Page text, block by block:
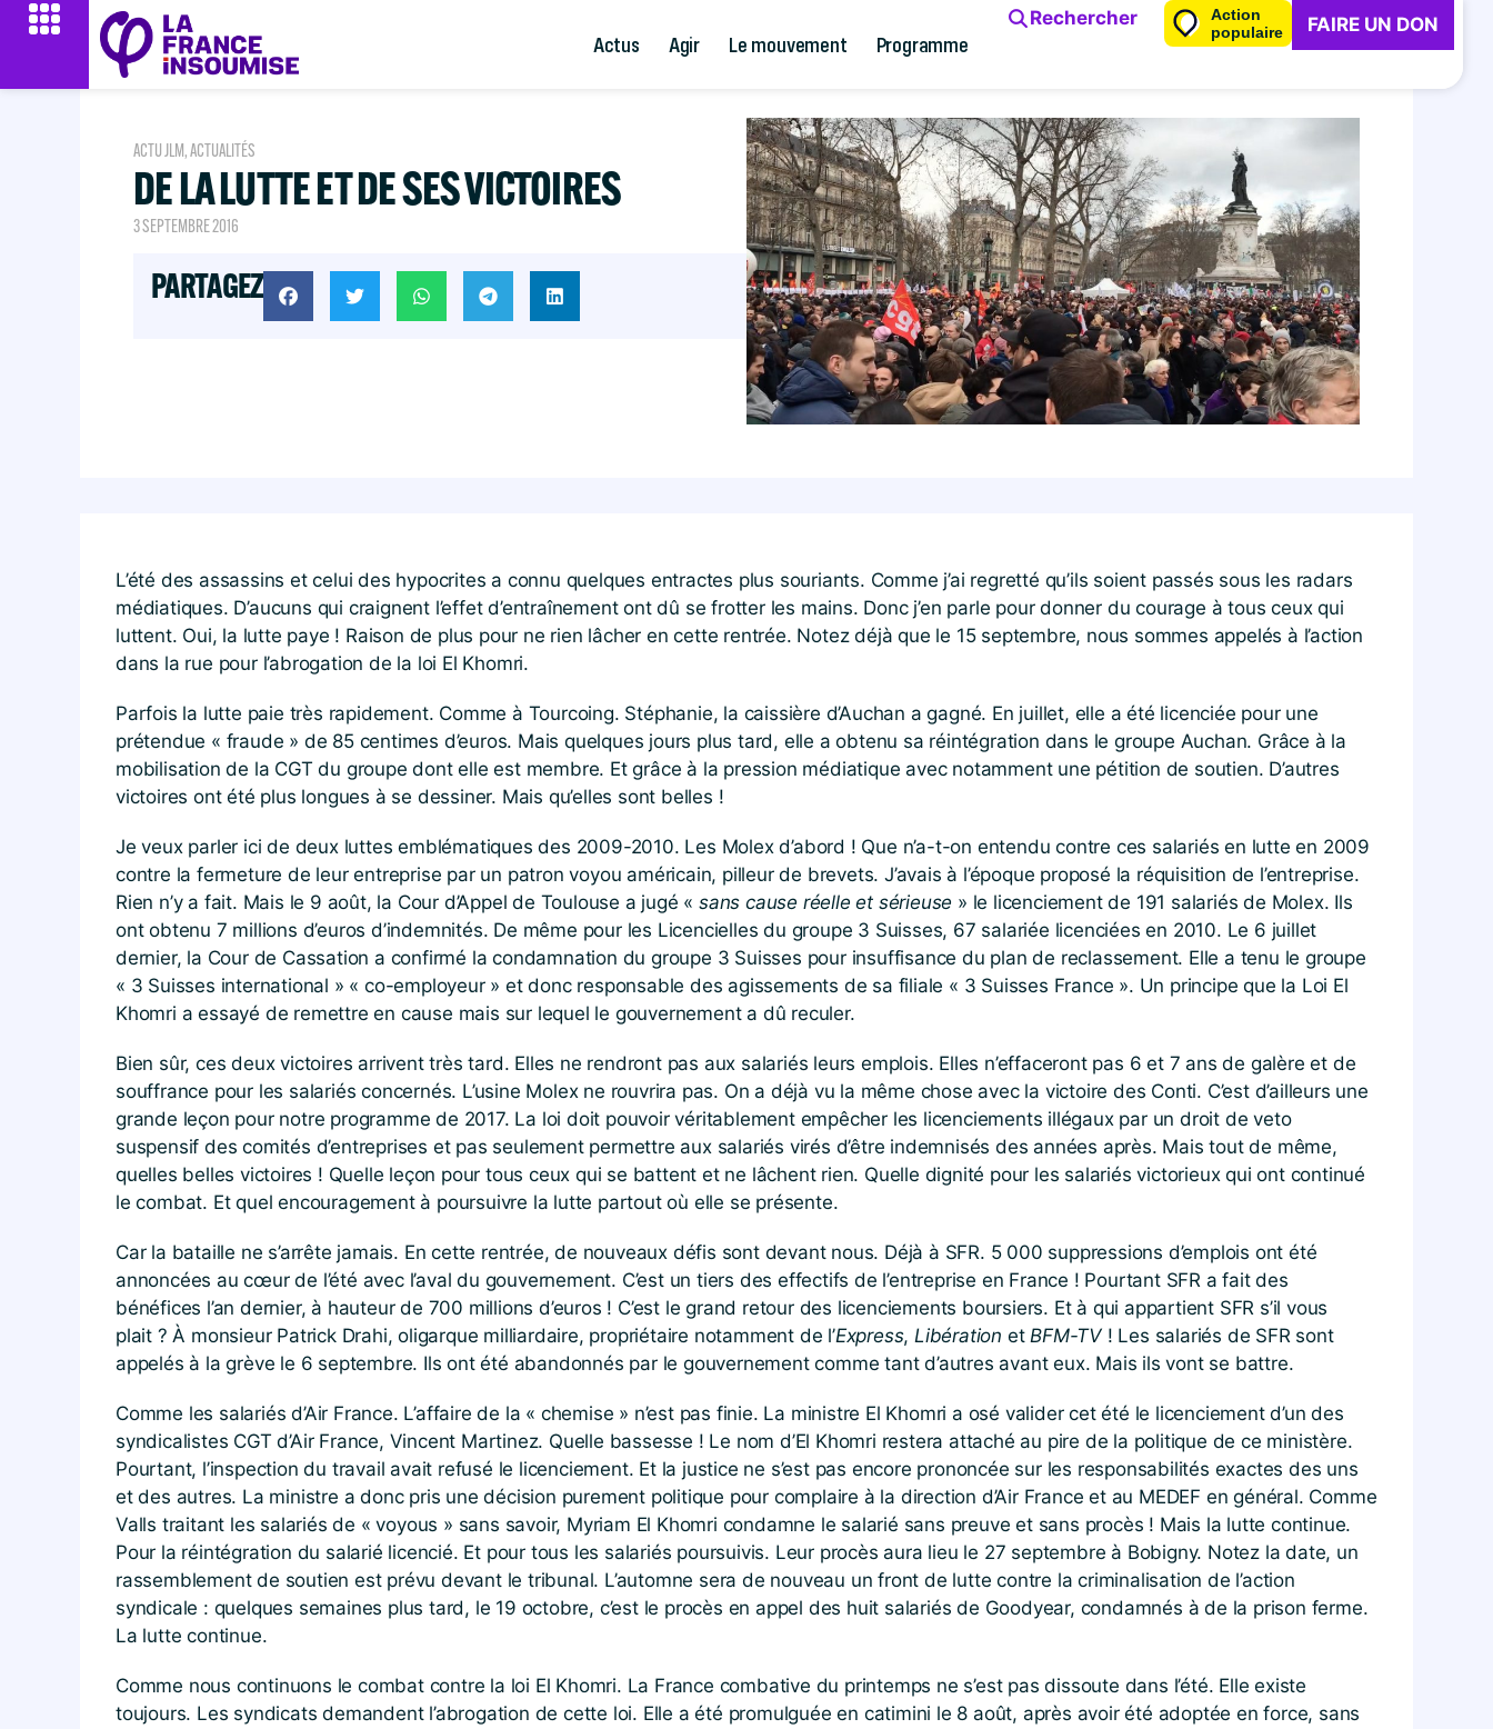
Actus Agir Le mouvement Programme
Rechercher
Action
populaire
FAIRE UN DON
ACTU JLM,ACTUALITÉS
DE LA LUTTE ET DE SES VICTOIRES
3 SEPTEMBRE 2016
PARTAGEZ
L’été des assassins et celui des hypocrites a connu quelques entractes plus souriants. Comme j’ai regretté qu’ils soient passés sous les radars
médiatiques. D’aucuns qui craignent l’effet d’entraînement ont dû se frotter les mains. Donc j’en parle pour donner du courage à tous ceux qui
luttent. Oui, la lutte paye ! Raison de plus pour ne rien lâcher en cette rentrée. Notez déjà que le 15 septembre, nous sommes appelés à l’action
dans la rue pour l’abrogation de la loi El Khomri.
Parfois la lutte paie très rapidement. Comme à Tourcoing. Stéphanie, la caissière d’Auchan a gagné. En juillet, elle a été licenciée pour une
prétendue « fraude » de 85 centimes d’euros. Mais quelques jours plus tard, elle a obtenu sa réintégration dans le groupe Auchan. Grâce à la
mobilisation de la CGT du groupe dont elle est membre. Et grâce à la pression médiatique avec notamment une pétition de soutien. D’autres
victoires ont été plus longues à se dessiner. Mais qu’elles sont belles !
Je veux parler ici de deux luttes emblématiques des 2009-2010. Les Molex d’abord ! Que n’a-t-on entendu contre ces salariés en lutte en 2009
contre la fermeture de leur entreprise par un patron voyou américain, pilleur de brevets. J’avais à l’époque proposé la réquisition de l’entreprise.
Rien n’y a fait. Mais le 9 août, la Cour d’Appel de Toulouse a jugé « sans cause réelle et sérieuse » le licenciement de 191 salariés de Molex. Ils
ont obtenu 7 millions d’euros d’indemnités. De même pour les Licencielles du groupe 3 Suisses, 67 salariée licenciées en 2010. Le 6 juillet
dernier, la Cour de Cassation a confirmé la condamnation du groupe 3 Suisses pour insuffisance du plan de reclassement. Elle a tenu le groupe
« 3 Suisses international » « co-employeur » et donc responsable des agissements de sa filiale « 3 Suisses France ». Un principe que la Loi El
Khomri a essayé de remettre en cause mais sur lequel le gouvernement a dû reculer.
Bien sûr, ces deux victoires arrivent très tard. Elles ne rendront pas aux salariés leurs emplois. Elles n’effaceront pas 6 et 7 ans de galère et de
souffrance pour les salariés concernés. L’usine Molex ne rouvrira pas. On a déjà vu la même chose avec la victoire des Conti. C’est d’ailleurs une
grande leçon pour notre programme de 2017. La loi doit pouvoir véritablement empêcher les licenciements illégaux par un droit de veto
suspensif des comités d’entreprises et pas seulement permettre aux salariés virés d’être indemnisés des années après. Mais tout de même,
quelles belles victoires ! Quelle leçon pour tous ceux qui se battent et ne lâchent rien. Quelle dignité pour les salariés victorieux qui ont continué
le combat. Et quel encouragement à poursuivre la lutte partout où elle se présente.
Car la bataille ne s’arrête jamais. En cette rentrée, de nouveaux défis sont devant nous. Déjà à SFR. 5 000 suppressions d’emplois ont été
annoncées au cœur de l’été avec l’aval du gouvernement. C’est un tiers des effectifs de l’entreprise en France ! Pourtant SFR a fait des
bénéfices l’an dernier, à hauteur de 700 millions d’euros ! C’est le grand retour des licenciements boursiers. Et à qui appartient SFR s’il vous
plait ? À monsieur Patrick Drahi, oligarque milliardaire, propriétaire notamment de l’Express,Libération etBFM-TV ! Les salariés de SFR sont
appelés à la grève le 6 septembre. Ils ont été abandonnés par le gouvernement comme tant d’autres avant eux. Mais ils vont se battre.
Comme les salariés d’Air France. L’affaire de la « chemise » n’est pas finie. La ministre El Khomri a osé valider cet été le licenciement d’un des
syndicalistes CGT d’Air France, Vincent Martinez. Quelle bassesse ! Le nom d’El Khomri restera attaché au pire de la politique de ce ministère.
Pourtant, l’inspection du travail avait refusé le licenciement. Et la justice ne s’est pas encore prononcée sur les responsabilités exactes des uns
et des autres. La ministre a donc pris une décision purement politique pour complaire à la direction d’Air France et au MEDEF en général. Comme
Valls traitant les salariés de « voyous » sans savoir, Myriam El Khomri condamne le salarié sans preuve et sans procès ! Mais la lutte continue.
Pour la réintégration du salarié licencié. Et pour tous les salariés poursuivis. Leur procès aura lieu le 27 septembre à Bobigny. Notez la date, un
rassemblement de soutien est prévu devant le tribunal. L’automne sera de nouveau un front de lutte contre la criminalisation de l’action
syndicale : quelques semaines plus tard, le 19 octobre, c’est le procès en appel des huit salariés de Goodyear, condamnés à de la prison ferme.
La lutte continue.
Comme nous continuons le combat contre la loi El Khomri. La France combative du printemps ne s’est pas dissoute dans l’été. Elle existe
toujours. Les syndicats demandent l’abrogation de cette loi. Elle a été promulguée en catimini le 8 août, après avoir été adoptée en force, sans